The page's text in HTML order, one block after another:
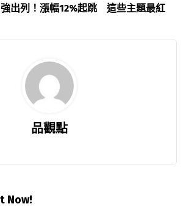
強出列！漲幅12%起跳 這些主題最紅
品觀點
Now!